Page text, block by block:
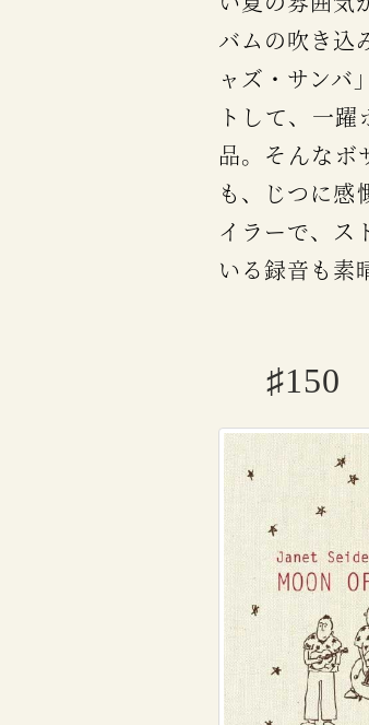
バムの吹き込
ャズ・サンバ
トして、一
品。そんなボ
も、じつに感
イラーで、ス
いる録音も素
♯150